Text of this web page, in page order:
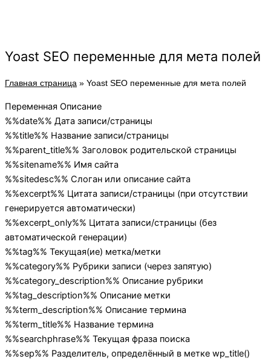
Yoast SEO переменные для мета полей
Главная страница » Yoast SEO переменные для мета полей
Переменная Описание
%%date%% Дата записи/страницы
%%title%% Название записи/страницы
%%parent_title%% Заголовок родительской страницы
%%sitename%% Имя сайта
%%sitedesc%% Слоган или описание сайта
%%excerpt%% Цитата записи/страницы (при отсутствии
генерируется автоматически)
%%excerpt_only%% Цитата записи/страницы (без
автоматической генерации)
%%tag%% Текущая(ие) метка/метки
%%category%% Рубрики записи (через запятую)
%%category_description%% Описание рубрики
%%tag_description%% Описание метки
%%term_description%% Описание термина
%%term_title%% Название термина
%%searchphrase%% Текущая фраза поиска
%%sep%% Разделитель, определённый в метке wp_title()